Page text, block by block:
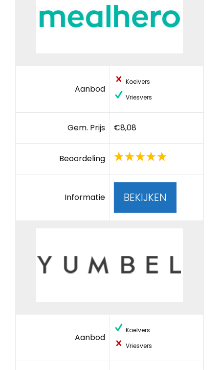
Aanbod
Koelvers
Vriesvers
Gem. Prijs €8,08
Beoordeling
Informatie BEKIJKEN
Aanbod
Koelvers
Vriesvers